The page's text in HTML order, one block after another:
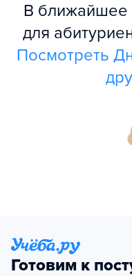
В ближайшее
для
Посмотреть
Готовим к